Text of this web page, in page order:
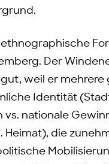
Der
weil er
Identität
nationale
Heimat), die